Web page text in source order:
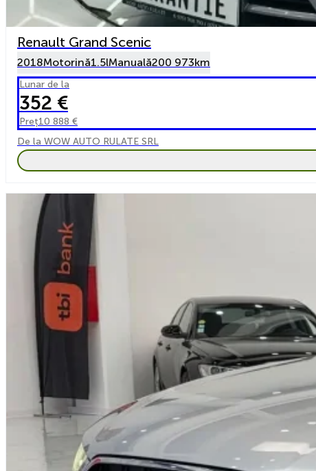
Renault Grand Scenic
2018Motorină1.5lManuală200 973km
Lunar de la
352 €
Preț10 888 €
De la WOW AUTO RULATE SRL